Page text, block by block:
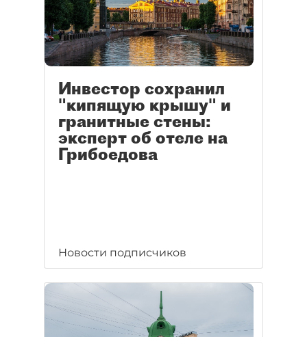
Инвестор сохранил
"кипящую крышу" и
гранитные стены:
эксперт об отеле на
Грибоедова
Новости подписчиков